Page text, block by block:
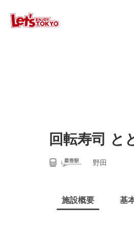
回転寿司 と
野田
施設概要 基